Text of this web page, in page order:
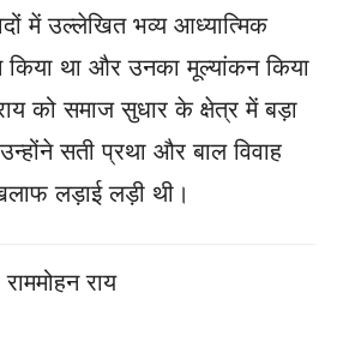
में उल्लेखित भव्य आध्यात्मिक
किया था और उनका मूल्यांकन किया
को समाज सुधार के क्षेत्र में बड़ा
सती प्रथा और बाल विवाह
लड़ाई लड़ी थी।
राममोहन राय